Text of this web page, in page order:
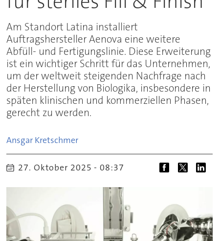
Am Standort Latina installiert
Auftragshersteller Aenova eine weitere
Abfüll- und Fertigungslinie. Diese Erweiterung
ist ein wichtiger Schritt für das Unternehmen,
um der weltweit steigenden Nachfrage nach
der Herstellung von Biologika, insbesondere in
späten klinischen und kommerziellen Phasen,
gerecht zu werden.
Ansgar Kretschmer
27. Oktober 2025 - 08:37